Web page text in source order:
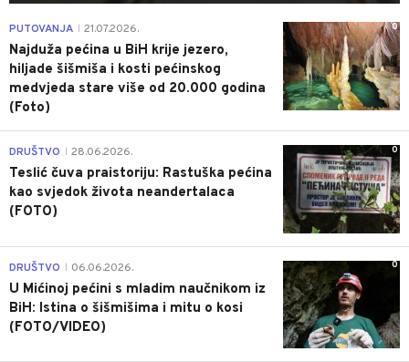
0
PUTOVANJA 21.07.2026.
Najduža pećina u BiH krije jezero,
hiljade šišmiša i kosti pećinskog
medvjeda stare više od 20.000 godina
(Foto)
0
DRUŠTVO 28.06.2026.
Teslić čuva praistoriju: Rastuška pećina
kao svjedok života neandertalaca
(FOTO)
0
DRUŠTVO 06.06.2026.
U Mićinoj pećini s mladim naučnikom iz
BiH: Istina o šišmišima i mitu o kosi
(FOTO/VIDEO)